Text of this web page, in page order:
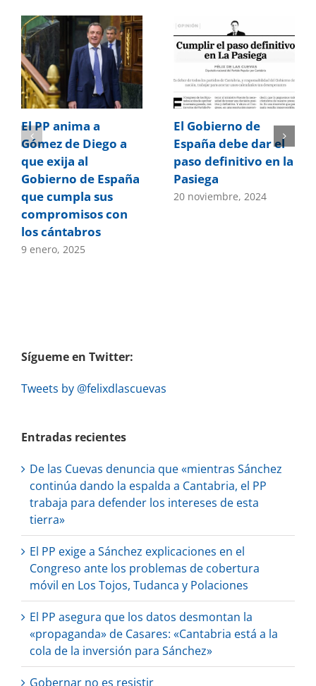
El PP anima a
Gómez de Diego a
que exija al
Gobierno de España
que cumpla sus
compromisos con
los cántabros
9 enero, 2025
El Gobierno de
España debe dar el
paso definitivo en la
Pasiega
20 noviembre, 2024
Sígueme en Twitter:
Tweets by @felixdlascuevas
Entradas recientes
De las Cuevas denuncia que «mientras Sánchez
continúa dando la espalda a Cantabria, el PP
trabaja para defender los intereses de esta
tierra»
El PP exige a Sánchez explicaciones en el
Congreso ante los problemas de cobertura
móvil en Los Tojos, Tudanca y Polaciones
El PP asegura que los datos desmontan la
«propaganda» de Casares: «Cantabria está a la
cola de la inversión para Sánchez»
Gobernar no es resistir